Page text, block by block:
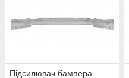
Підсилювач бампера